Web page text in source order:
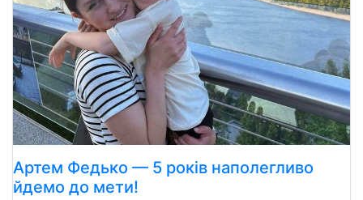
Артем Федько — 5 років наполегливо
йдемо до мети!